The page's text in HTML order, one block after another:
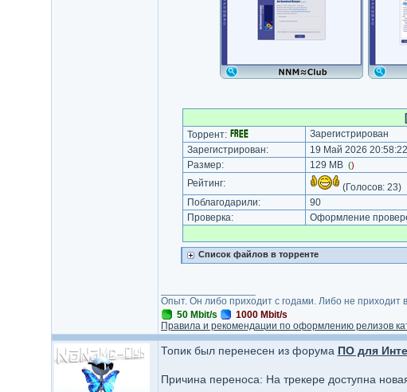
Торрент:
Зарегистрирован
Зарегистрирован:
19 Май 2026 20:58:22
Размер:
129 MB ()
Рейтинг: (Голосов: 23)
Поблагодарили:
90
Проверка:
Оформление
Список файлов в торренте
Опыт. Он либо приходит с годами. Либо не приходит
50 Mbit/s
1000 Mbit/s
Правила и рекомендации по оформлению релизов
Топик был перенесен из форума ПО для
Причина переноса: На трекере доступна